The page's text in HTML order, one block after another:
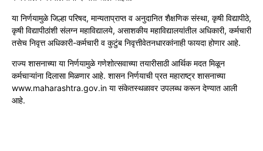
या निर्णयामुळे जिल्हा परिषद, मान्यताप्राप्त व अनुदानित शैक्षणिक संस्था, कृषी विद्यापीठे,
कृषी विद्यापीठांशी संलग्न महाविद्यालये, असाशकीय महाविद्यालयांतील अधिकारी, कर्मचारी
तसेच निवृत्त अधिकारी-कर्मचारी व कुटुंब निवृत्तीवेतनधारकांनाही फायदा होणार आहे.
राज्य शासनाच्या या निर्णयामुळे गणेशोत्सवाच्या तयारीसाठी आर्थिक मदत मिळून
कर्मचाऱ्यांना दिलासा मिळणार आहे. शासन निर्णयाची प्रत महाराष्ट्र शासनाच्या
www.maharashtra.gov.in या संकेतस्थळावर उपलब्ध करून देण्यात आली
आहे.